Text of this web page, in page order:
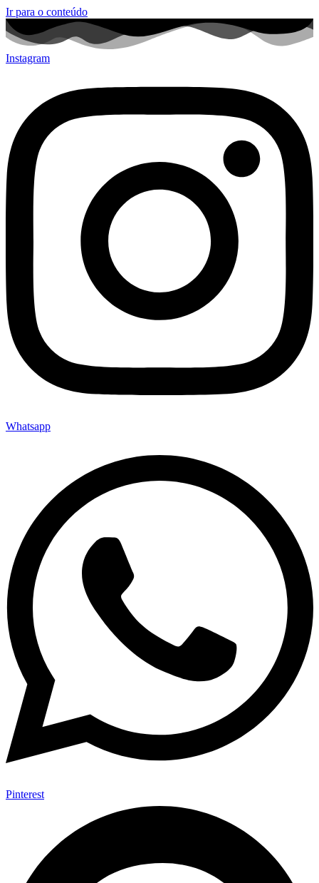
Ir para o conteúdo
Instagram
Whatsapp
Pinterest